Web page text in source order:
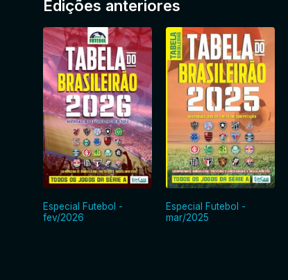
Edições anteriores
Especial Futebol -
fev/2026
Especial Futebol -
mar/2025